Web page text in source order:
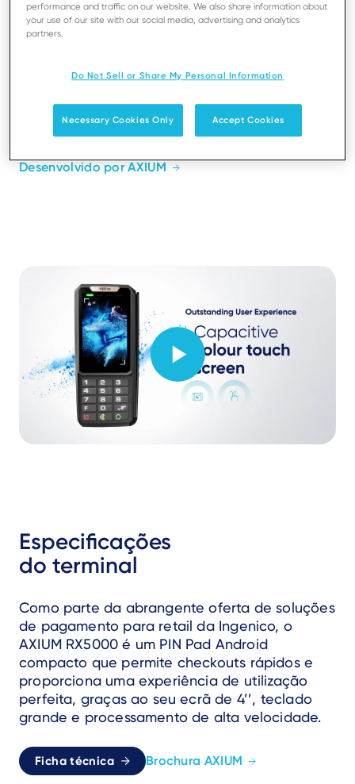
oferecendo serviços avançados para uma
experiência superior
Fortaleça a confiança do cliente com recursos de
Desenvolvido por AXIUM
Especificações
do terminal
Como parte da abrangente oferta de soluções
de pagamento para retail da Ingenico, o
AXIUM RX5000 é um PIN Pad Android
compacto que permite checkouts rápidos e
proporciona uma experiência de utilização
perfeita, graças ao seu ecrã de 4’’, teclado
grande e processamento de alta velocidade.
Ficha técnica Brochura AXIUM
performance and traffic on our website. We also share information about
your use of our site with our social media, advertising and analytics
partners.
Do Not Sell or Share My Personal Information
Necessary Cookies Only Accept Cookies